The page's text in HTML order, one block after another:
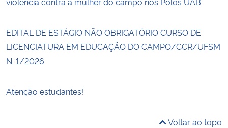
EDITAL DE ESTÁGIO NÃO OBRIGATÓRIO CURSO DE
LICENCIATURA EM EDUCAÇÃO DO CAMPO/CCR/UFSM
N. 1/2026
Atenção estudantes!
Voltar ao topo